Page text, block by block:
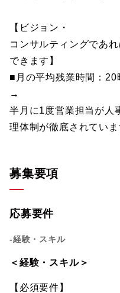
【ビジョン・
コンサルティングであ
できます】
■月の平均残業時間：20
→
半月に1度営業担当が人
理体制が徹底されていま
募集要項
応募要件
-経験・スキル
＜経験・スキル＞
【必須要件】